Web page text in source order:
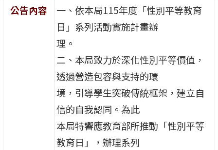
公告內容
一、依本局115年度「性別平等教育
日」系列活動實施計畫辦
理。
二、本局致力於深化性別平等價值，
透過營造包容與支持的環
境，引導學生突破傳統框架，建立自
信的自我認同。為此
本局特響應教育部所推動「性別平等
教育日」，辦理系列